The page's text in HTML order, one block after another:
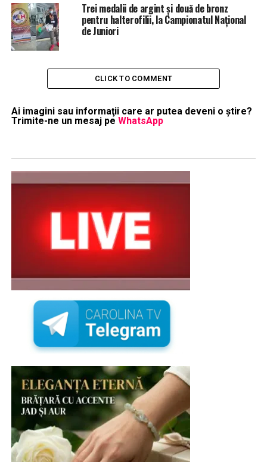
Trei medalii de argint și două de bronz
pentru halterofilii, la Campionatul Național
de Juniori
CLICK TO COMMENT
Ai imagini sau informaţii care ar putea deveni o ştire?
Trimite-ne un mesaj pe WhatsApp